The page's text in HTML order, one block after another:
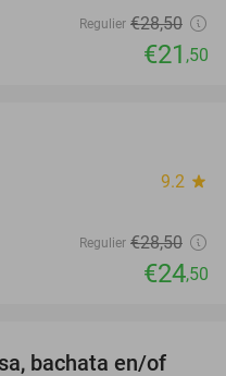
Regulier €28,50
€21 ,50
9.2 star
Regulier €28,50
€24,50
bachata en/of